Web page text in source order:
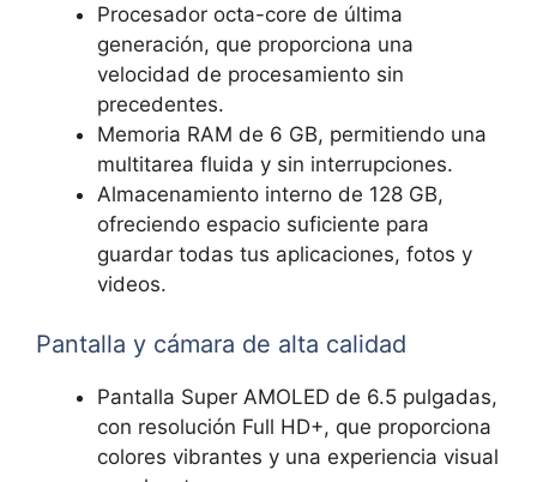
Procesador octa-core ‌de última
generación,⁤ que‌ proporciona una
velocidad de procesamiento sin
precedentes.
Memoria RAM de ⁢6 GB, permitiendo una
multitarea fluida y sin interrupciones.
Almacenamiento ​interno de 128 GB,
ofreciendo espacio suficiente para
guardar todas tus ‍aplicaciones, ​fotos y
videos.
Pantalla ⁤y cámara de alta calidad
Pantalla Super AMOLED de ⁣6.5 pulgadas,
con ​resolución Full HD+, que proporciona
colores vibrantes ⁣y una experiencia visual